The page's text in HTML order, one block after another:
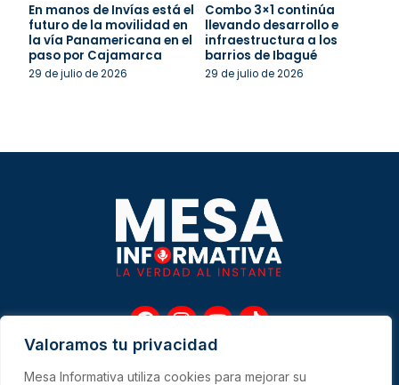
Valoramos tu privacidad
Mesa Informativa utiliza cookies para mejorar su
En manos de Invías está el
futuro de la movilidad en
la vía Panamericana en el
paso por Cajamarca
29 de julio de 2026
Combo 3×1 continúa
llevando desarrollo e
infraestructura a los
barrios de Ibagué
29 de julio de 2026
F
a
c
e
I
n
s
t
Y
u
t
T
t